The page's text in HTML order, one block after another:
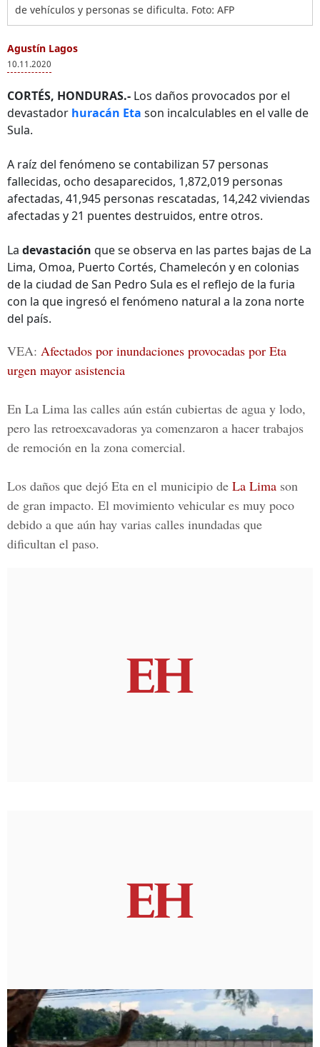
de vehículos y personas se dificulta. Foto: AFP
Agustín Lagos
10.11.2020
CORTÉS, HONDURAS.- Los daños provocados por el
devastador huracán Eta son incalculables en el valle de
Sula.
A raíz del fenómeno se contabilizan 57 personas
fallecidas, ocho desaparecidos, 1,872,019 personas
afectadas, 41,945 personas rescatadas, 14,242 viviendas
afectadas y 21 puentes destruidos, entre otros.
La devastación que se observa en las partes bajas de La
Lima, Omoa, Puerto Cortés, Chamelecón y en colonias
de la ciudad de San Pedro Sula es el reflejo de la furia
con la que ingresó el fenómeno natural a la zona norte
del país.
VEA: Afectados por inundaciones provocadas por Eta
urgen mayor asistencia
En La Lima las calles aún están cubiertas de agua y lodo,
pero las retroexcavadoras ya comenzaron a hacer trabajos
de remoción en la zona comercial.
Los daños que dejó Eta en el municipio de La Lima son
de gran impacto. El movimiento vehicular es muy poco
debido a que aún hay varias calles inundadas que
dificultan el paso.